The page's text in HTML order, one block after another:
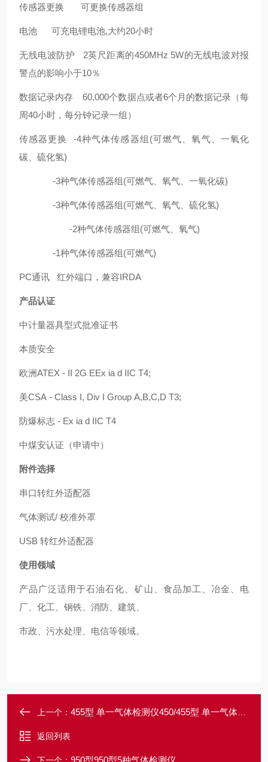
传感器更换 可更换传感器组
电池 可充电锂电池,大约20小时
无线电波防护 2英尺距离的450MHz 5W的无线电波对报
警点的影响小于10％
数据记录内存 60,000个数据点或者6个月的数据记录（每
周40小时，每分钟记录一组）
传感器更换 -4种气体传感器组 (可燃气、氧气、一氧化
碳、硫化氢)
-3种气体传感器组(可燃气、氧气、一氧化碳)
-3种气体传感器组(可燃气、氧气、硫化氢)
-2种气体传感器组(可燃气、氧气)
-1种气体传感器组(可燃气)
PC通讯 红外端口，兼容IRDA
产品认证
中计量器具型式批准证书
本质安全
欧洲ATEX - II 2G EEx ia d IIC T4;
美CSA - Class I, Div I Group A,B,C,D T3;
防爆标志 - Ex ia d IIC T4
中煤安认证（申请中）
附件选择
串口转红外适配器
气体测试/ 校准外罩
USB 转红外适配器
使用领域
产品广泛适用于石油石化、矿山、食品加工、冶金、电
厂、化工、钢铁、消防、建筑、
市政、污水处理、电信等领域。
上一个： 455型 单一气体检测仪450/455型 单一气体检测仪
返回列表
950型950型5种气体检测仪